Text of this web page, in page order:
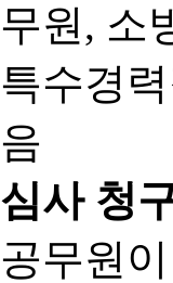
무원, 소
특수경
음
심사 청
공무원